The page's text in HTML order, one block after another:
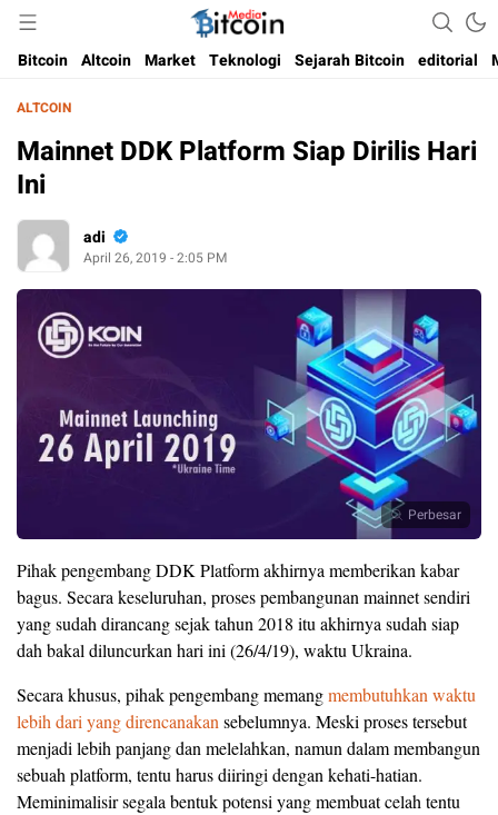
Bitcoin Media Indonesia
Media Bitcoin dan Cryptocurrency, dan Blockchain di Indonesia
Bitcoin Altcoin Market Teknologi Sejarah Bitcoin editorial
ALTCOIN
Mainnet DDK Platform Siap Dirilis Hari
Ini
adi
April 26, 2019 - 2:05 PM
Perbesar
Pihak pengembang DDK Platform akhirnya memberikan kabar
bagus. Secara keseluruhan, proses pembangunan mainnet sendiri
yang sudah dirancang sejak tahun 2018 itu akhirnya sudah siap
dah bakal diluncurkan hari ini (26/4/19), waktu Ukraina.
Secara khusus, pihak pengembang memangmembutuhkan waktu
lebih dari yang direncanakan sebelumnya. Meski proses tersebut
menjadi lebih panjang dan melelahkan, namun dalam membangun
sebuah platform, tentu harus diiringi dengan kehati-hatian.
Meminimalisir segala bentuk potensi yang membuat celah tentu